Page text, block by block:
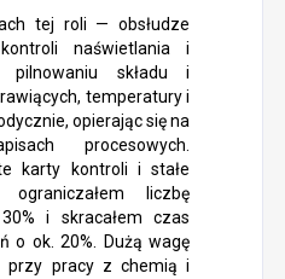
tej roli — obsłudze
naświetlania i
pilnowaniu składu i
temperatury i
opierając się na
procesowych.
karty kontroli i stałe
ograniczałem liczbę
i skracałem czas
o ok. 20%. Dużą wagę
przy pracy z chemią i